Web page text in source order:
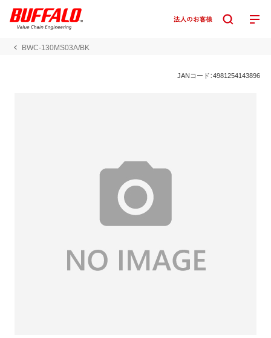
BWC-130MS03A/BK
JANコード：4981254143896